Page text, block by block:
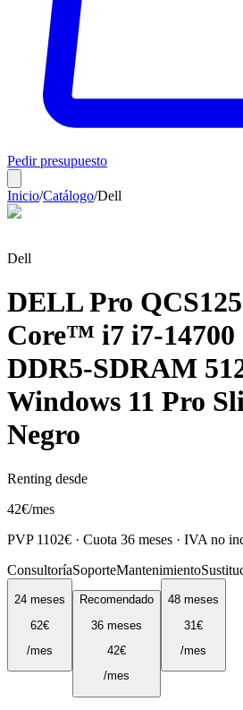
Pedir presupuesto
Inicio/Catálogo/Dell
Dell
DELL Pro
Core™ i7 i7-14700
DDR5-SDRAM
Windows 11 Pro
Negro
Renting desde
42€/mes
PVP 1102€ · Cuota 36 meses · IVA no
ConsultoríaSoporteMantenimiento
24 meses
62€
/mes
Recomendado
36 meses
42€
/mes
48 meses
31€
/mes